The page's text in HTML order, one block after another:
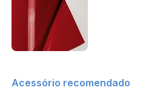
Acessório recomendado